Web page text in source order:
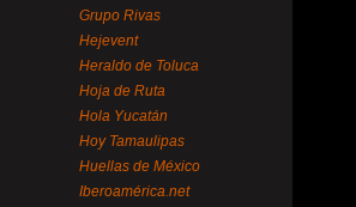
Grupo Rivas
Hejevent
Heraldo de Toluca
Hoja de Ruta
Hola Yucatán
Hoy Tamaulipas
Huellas de México
Iberoamérica.net